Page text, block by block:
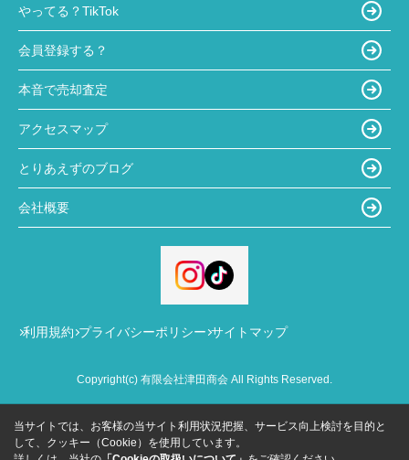
やってる？TikTok
会員登録する？
本音で売却査定
アクセスマップ
とりあえずのブログ
会社概要
利用規約 プライバシーポリシー サイトマップ
Copyright(c) 有限会社津田商会 All Rights Reserved.
当サイトでは、お客様の当サイト利用状況把握、サービス向上検討を目的と
して、クッキー（Cookie）を使用しています。